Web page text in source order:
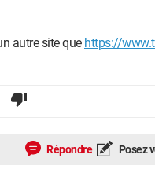
autre site que https://
Répondre Posez